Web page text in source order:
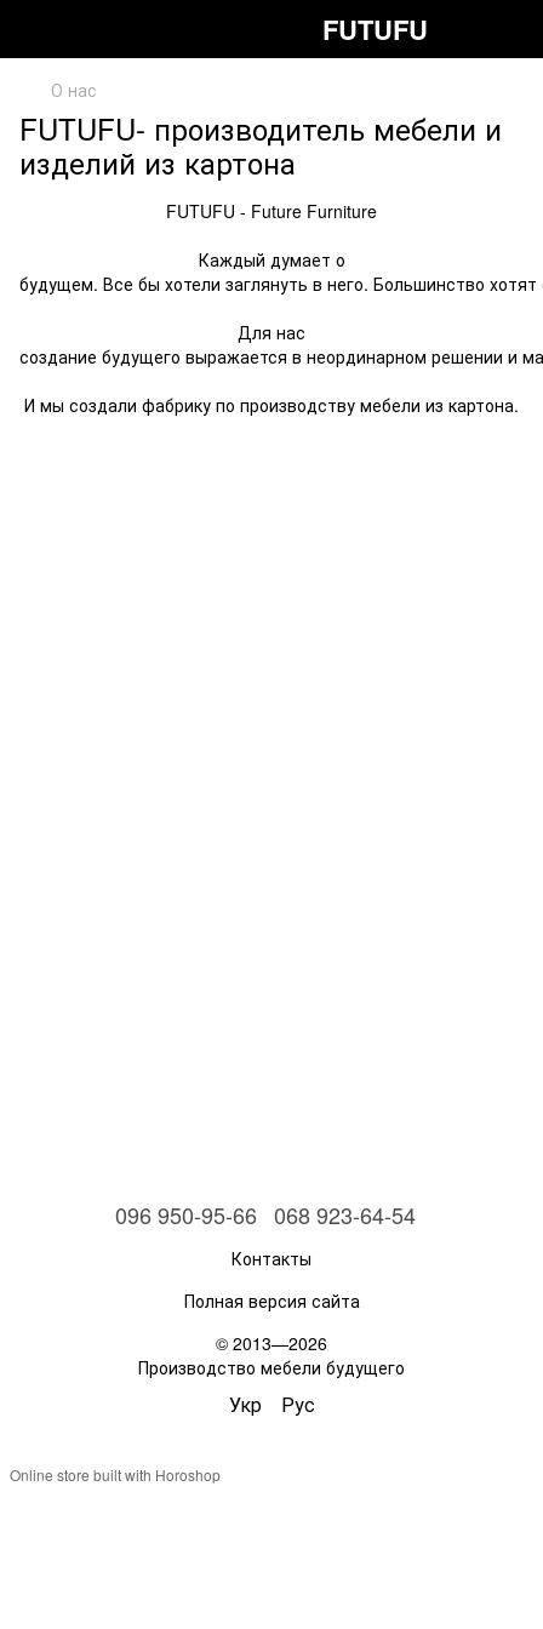
FUTUFU
О нас
FUTUFU- производитель мебели и
изделий из картона
FUTUFU - Future Furniture
Каждый думает о
будущем. Все бы хотели заглянуть в него. Большинство
Для нас
создание будущего выражается в неординарном решении и
И мы создали фабрику по производству мебели из картона.
096 950-95-66 068 923-64-54
Контакты
Полная версия сайта
© 2013—2026
Производство мебели будущего
Укр Рус
Online store built with Horoshop